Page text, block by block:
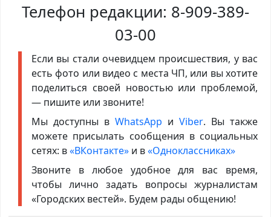
Телефон редакции: 8-909-389-
03-00
Если вы стали очевидцем происшествия, у вас
есть фото или видео с места ЧП, или вы хотите
поделиться своей новостью или проблемой,
— пишите или звоните!
Мы доступны в WhatsApp иViber. Вы также
можете присылать сообщения в социальных
сетях: в«ВКонтакте»и в«Одноклассниках»
Звоните в любое удобное для вас время,
чтобы лично задать вопросы журналистам
«Городских вестей». Будем рады общению!